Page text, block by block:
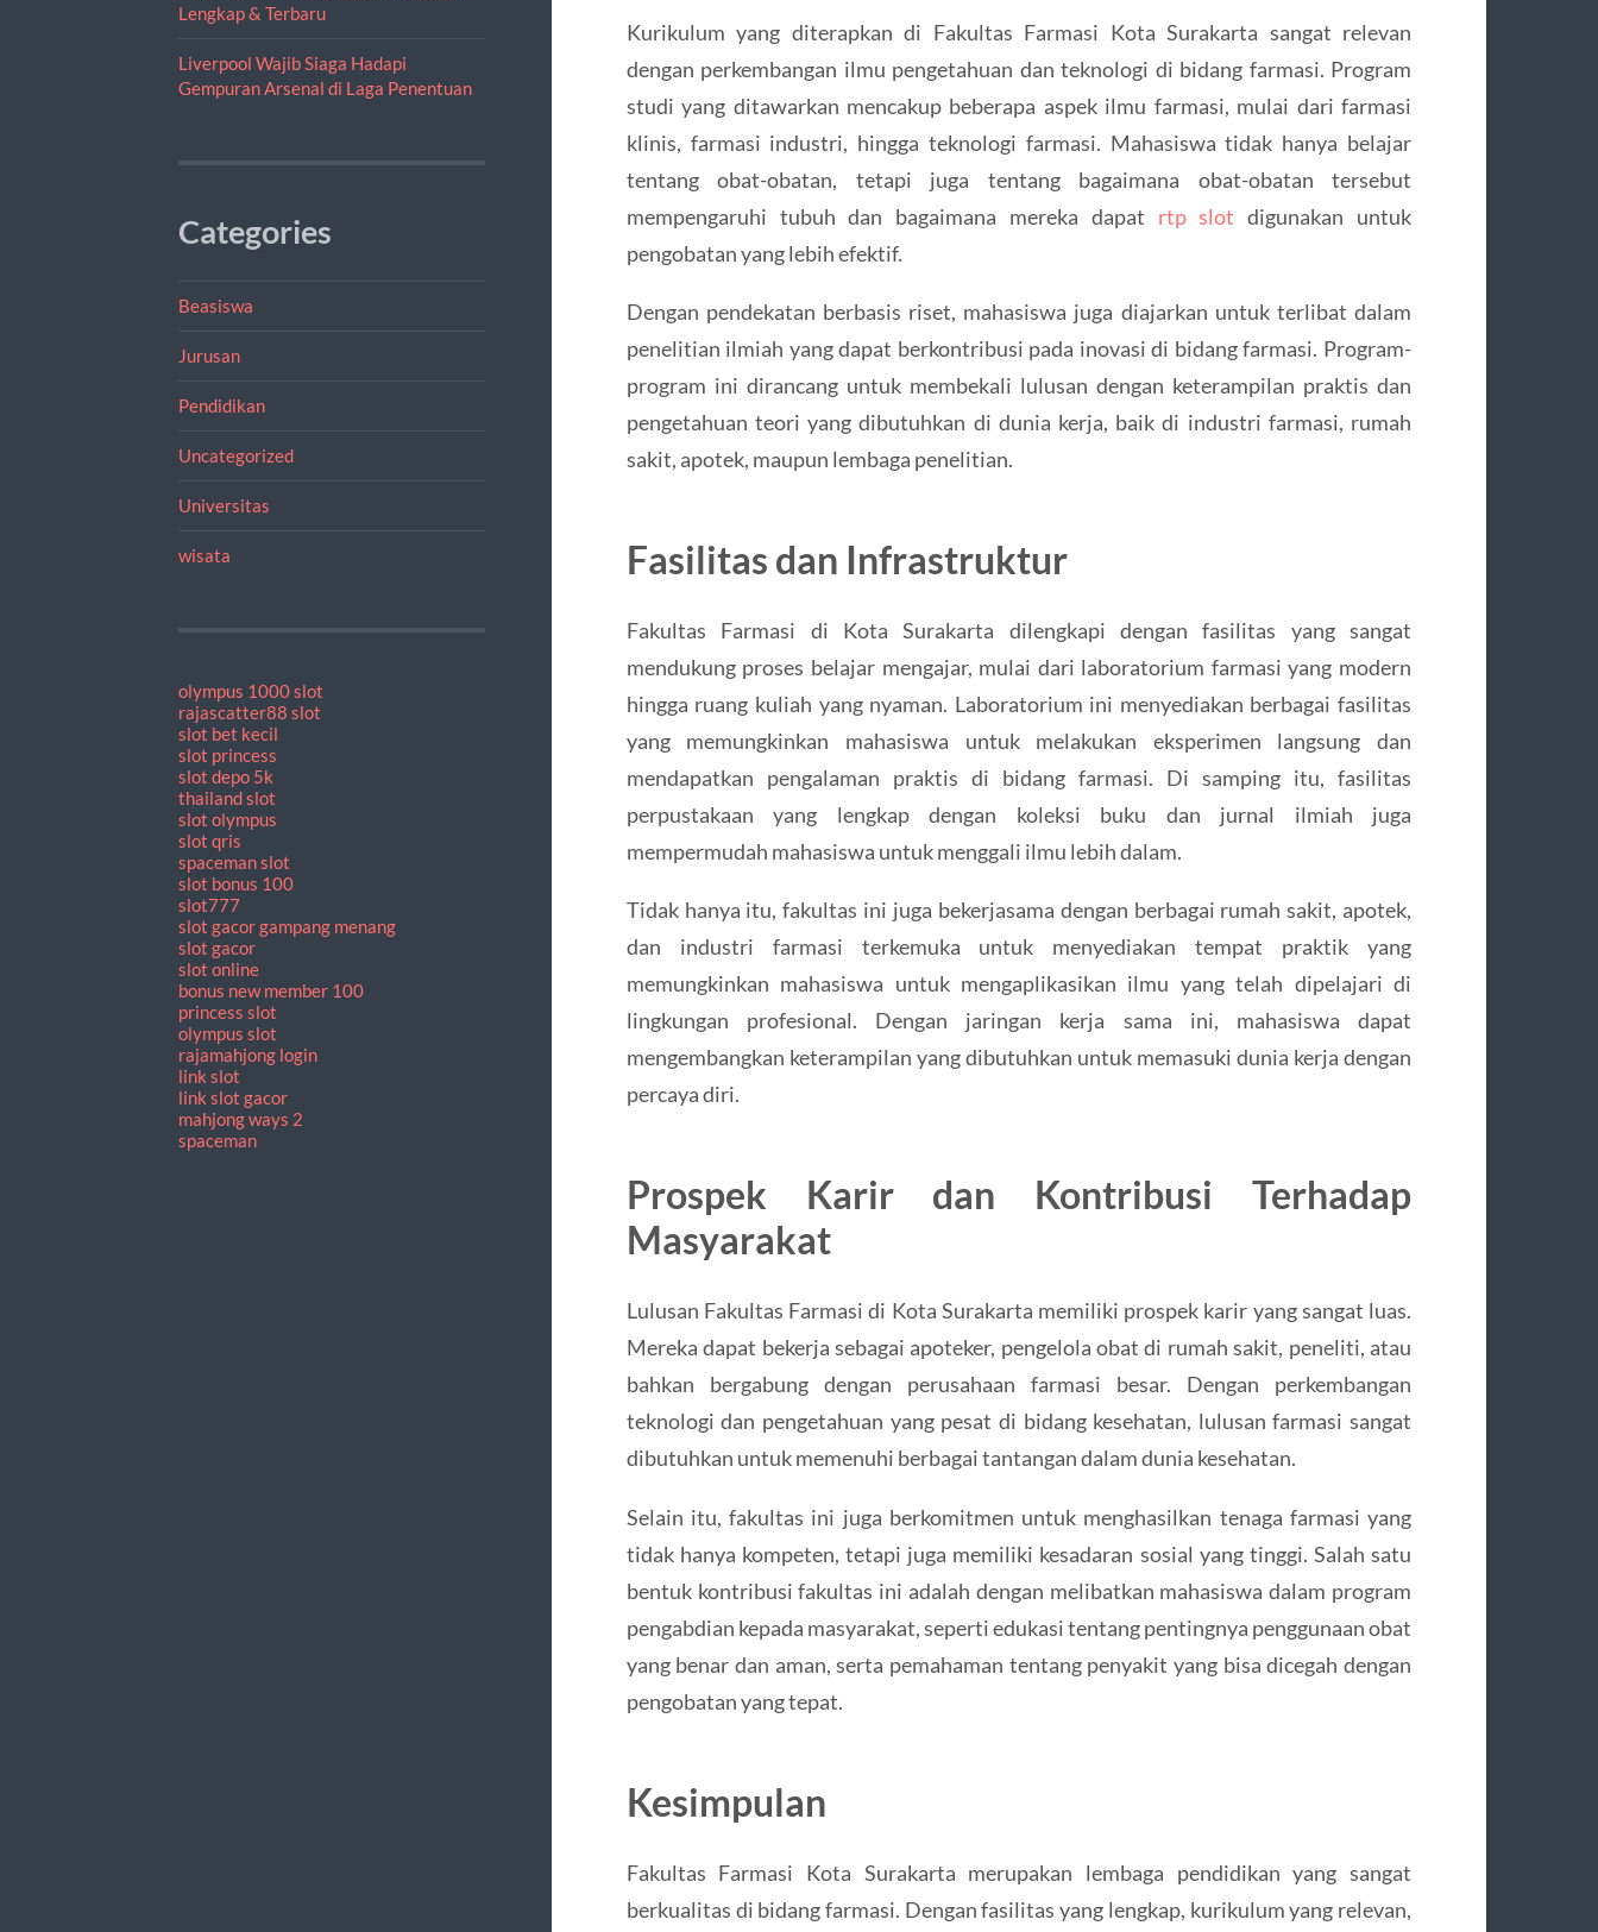
Lengkap & Terbaru
Liverpool Wajib Siaga Hadapi
Gempuran Arsenal di Laga Penentuan
Categories
Beasiswa
Jurusan
Pendidikan
Uncategorized
Universitas
wisata
olympus 1000 slot
rajascatter88 slot
slot bet kecil
slot princess
slot depo 5k
thailand slot
slot olympus
slot qris
spaceman slot
slot bonus 100
slot777
slot gacor gampang menang
slot gacor
slot online
bonus new member 100
princess slot
olympus slot
rajamahjong login
link slot
link slot gacor
mahjong ways 2
spaceman
Kurikulum yang diterapkan di Fakultas Farmasi Kota Surakarta sangat relevan
dengan perkembangan ilmu pengetahuan dan teknologi di bidang farmasi. Program
studi yang ditawarkan mencakup beberapa aspek ilmu farmasi, mulai dari farmasi
klinis, farmasi industri, hingga teknologi farmasi. Mahasiswa tidak hanya belajar
tentang obat-obatan, tetapi juga tentang bagaimana obat-obatan tersebut
mempengaruhi tubuh dan bagaimana mereka dapat rtp slot digunakan untuk
pengobatan yang lebih efektif.
Dengan pendekatan berbasis riset, mahasiswa juga diajarkan untuk terlibat dalam
penelitian ilmiah yang dapat berkontribusi pada inovasi di bidang farmasi. Program-
program ini dirancang untuk membekali lulusan dengan keterampilan praktis dan
pengetahuan teori yang dibutuhkan di dunia kerja, baik di industri farmasi, rumah
sakit, apotek, maupun lembaga penelitian.
Fasilitas dan Infrastruktur
Fakultas Farmasi di Kota Surakarta dilengkapi dengan fasilitas yang sangat
mendukung proses belajar mengajar, mulai dari laboratorium farmasi yang modern
hingga ruang kuliah yang nyaman. Laboratorium ini menyediakan berbagai fasilitas
yang memungkinkan mahasiswa untuk melakukan eksperimen langsung dan
mendapatkan pengalaman praktis di bidang farmasi. Di samping itu, fasilitas
perpustakaan yang lengkap dengan koleksi buku dan jurnal ilmiah juga
mempermudah mahasiswa untuk menggali ilmu lebih dalam.
Tidak hanya itu, fakultas ini juga bekerjasama dengan berbagai rumah sakit, apotek,
dan industri farmasi terkemuka untuk menyediakan tempat praktik yang
memungkinkan mahasiswa untuk mengaplikasikan ilmu yang telah dipelajari di
lingkungan profesional. Dengan jaringan kerja sama ini, mahasiswa dapat
mengembangkan keterampilan yang dibutuhkan untuk memasuki dunia kerja dengan
percaya diri.
Prospek Karir dan Kontribusi Terhadap
Masyarakat
Lulusan Fakultas Farmasi di Kota Surakarta memiliki prospek karir yang sangat luas.
Mereka dapat bekerja sebagai apoteker, pengelola obat di rumah sakit, peneliti, atau
bahkan bergabung dengan perusahaan farmasi besar. Dengan perkembangan
teknologi dan pengetahuan yang pesat di bidang kesehatan, lulusan farmasi sangat
dibutuhkan untuk memenuhi berbagai tantangan dalam dunia kesehatan.
Selain itu, fakultas ini juga berkomitmen untuk menghasilkan tenaga farmasi yang
tidak hanya kompeten, tetapi juga memiliki kesadaran sosial yang tinggi. Salah satu
bentuk kontribusi fakultas ini adalah dengan melibatkan mahasiswa dalam program
pengabdian kepada masyarakat, seperti edukasi tentang pentingnya penggunaan obat
yang benar dan aman, serta pemahaman tentang penyakit yang bisa dicegah dengan
pengobatan yang tepat.
Kesimpulan
Fakultas Farmasi Kota Surakarta merupakan lembaga pendidikan yang sangat
berkualitas di bidang farmasi. Dengan fasilitas yang lengkap, kurikulum yang relevan,